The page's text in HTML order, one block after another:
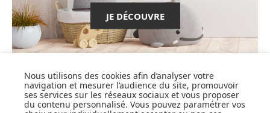
JE DÉCOUVRE
CARTES CADEAUX
Nous utilisons des cookies afin d’analyser votre
navigation et mesurer l’audience du site, promouvoir
ses services sur les réseaux sociaux et vous proposer
du contenu personnalisé. Vous pouvez paramétrer vos